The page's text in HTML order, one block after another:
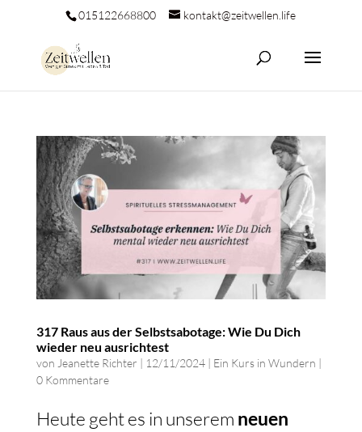
015122668800 kontakt@zeitwellen.life
317 Raus aus der Selbstsabotage: Wie Du Dich
wieder neu ausrichtest
von Jeanette Richter | 12/11/2024| Ein Kurs in Wundern |
0 Kommentare
Heute geht es in unserem neuen